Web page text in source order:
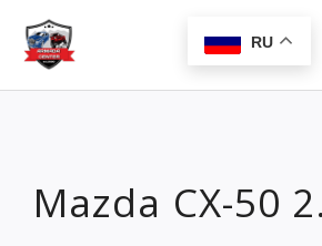
Перейти
содержимому
RU
Mazda CX-50